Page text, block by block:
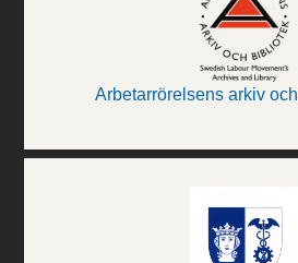
Arbetarrörelsens arkiv